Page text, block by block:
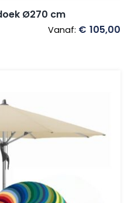
Ø270 cm
Vanaf: € 105,00